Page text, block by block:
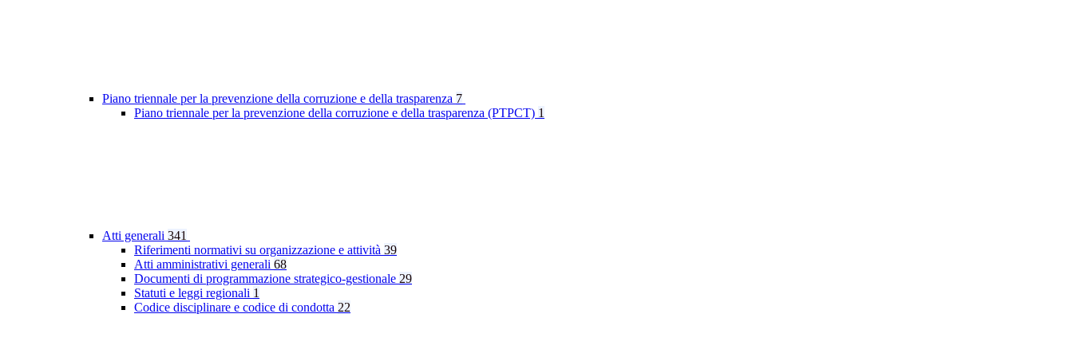
Piano triennale per la prevenzione della corruzione e della trasparenza 7
Piano triennale per la prevenzione della corruzione e della trasparenza (PTPCT) 1
Atti generali 341
Riferimenti normativi su organizzazione e attività 39
Atti amministrativi generali 68
Documenti di programmazione strategico-gestionale 29
Statuti e leggi regionali 1
Codice disciplinare e codice di condotta 22